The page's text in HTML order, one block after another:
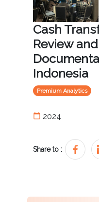
Cash
Review
Indonesia
Premium Analytics
calendar_today 2024
Share to :